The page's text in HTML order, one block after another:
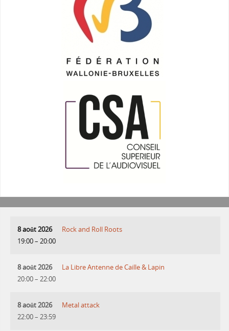
8 août 2026
19:00– 20:00
Rock and Roll Roots
8 août 2026
20:00– 22:00
La Libre Antenne de Caille & Lapin
8 août 2026
22:00– 23:59
Metal attack